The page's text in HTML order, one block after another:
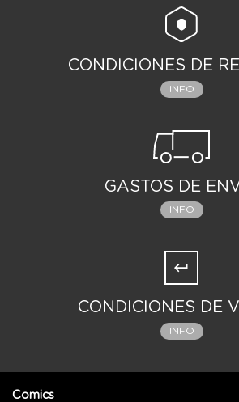
CONDICIONES DE
INFO
GASTOS DE
INFO
CONDICIONES DE
INFO
Comics